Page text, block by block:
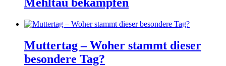
Muttertag – Woher stammt dieser
besondere Tag?